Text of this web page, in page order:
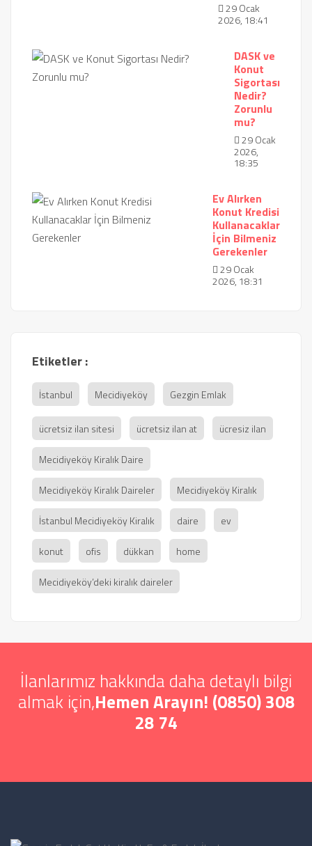
29 Ocak
2026, 18:41
DASK ve
Konut
Sigortası
Nedir?
Zorunlu
mu?
29 Ocak
2026,
18:35
Ev Alırken
Konut Kredisi
Kullanacaklar
İçin Bilmeniz
Gerekenler
29 Ocak
2026, 18:31
Etiketler :
İstanbul Mecidiyeköy Gezgin Emlak
ücretsiz ilan sitesi ücretsiz ilan at ücresiz ilan
Mecidiyeköy Kiralık Daire
Mecidiyeköy Kiralık Daireler Mecidiyeköy Kiralık
İstanbul Mecidiyeköy Kiralık daire ev
konut ofis dükkan home
Mecidiyeköy’deki kiralık daireler
İlanlarımız hakkında daha detaylı bilgi
almak için,Hemen Arayın! (0850) 308
28 74